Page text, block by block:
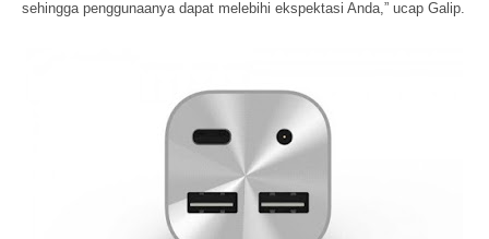
sehingga penggunaanya dapat melebihi ekspektasi Anda,” ucap Galip.